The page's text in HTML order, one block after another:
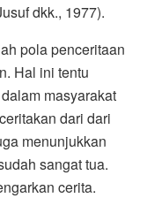
dkk., 1977).
pola penceritaan
Hal ini tentu
masyarakat
dari dari
menunjukkan
sangat tua.
cerita.